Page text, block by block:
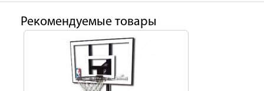
Рекомендуемые товары